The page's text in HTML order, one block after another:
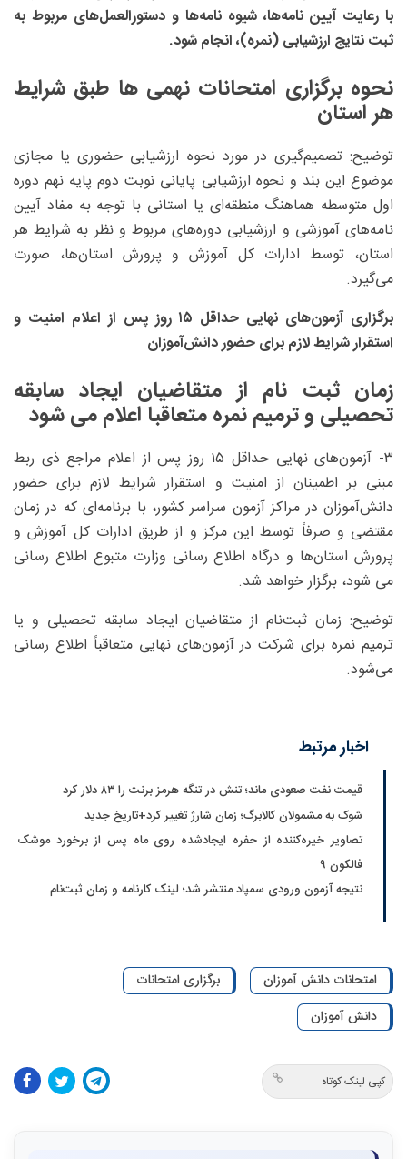
با رعایت آیین نامه‌ها، شیوه نامه‌ها و دستورالعمل‌های مربوط به
ثبت نتایج ارزشیابی (نمره)، انجام شود.
نحوه برگزاری امتحانات نهمی ها طبق شرایط
هر استان
توضیح: تصمیم‌گیری در مورد نحوه ارزشیابی حضوری یا مجازی
موضوع این بند و نحوه ارزشیابی پایانی نوبت دوم پایه نهم دوره
اول متوسطه هماهنگ منطقه‌ای یا استانی با توجه به مفاد آیین
نامه‌های آموزشی و ارزشیابی دوره‌های مربوط و نظر به شرایط هر
استان، توسط ادارات کل آموزش و پرورش استان‌ها، صورت
می‌گیرد.
برگزاری آزمون‌های نهایی حداقل ۱۵ روز پس از اعلام امنیت و
استقرار شرایط لازم برای حضور دانش‌آموزان
زمان ثبت نام از متقاضیان ایجاد سابقه
تحصیلی و ترمیم نمره متعاقبا اعلام می شود
۳- آزمون‌های نهایی حداقل ۱۵ روز پس از اعلام مراجع ذی ربط
مبنی بر اطمینان از امنیت و استقرار شرایط لازم برای حضور
دانش‌آموزان در مراکز آزمون سراسر کشور، با برنامه‌ای که در زمان
مقتضی و صرفاً توسط این مرکز و از طریق ادارات کل آموزش و
پرورش استان‌ها و درگاه اطلاع رسانی وزارت متبوع اطلاع رسانی
می شود، برگزار خواهد شد.
توضیح: زمان ثبت‌نام از متقاضیان ایجاد سابقه تحصیلی و یا
ترمیم نمره برای شرکت در آزمون‌های نهایی متعاقباً اطلاع رسانی
می‌شود.
اخبار مرتبط
قیمت نفت صعودی ماند؛ تنش در تنگه هرمز برنت را ۸۳ دلار کرد
شوک به مشمولان کالابرگ؛ زمان شارژ تغییر کرد+تاریخ جدید
تصاویر خیره‌کننده از حفره ایجادشده روی ماه پس از برخورد موشک
فالکون ۹
نتیجه آزمون ورودی سمپاد منتشر شد؛ لینک کارنامه و زمان ثبت‌نام
امتحانات دانش آموزان
برگزاری امتحانات
دانش آموزان
کپی لینک کوتاه